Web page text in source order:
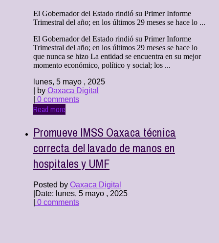
El Gobernador del Estado rindió su Primer Informe
Trimestral del año; en los últimos 29 meses se hace lo ...
El Gobernador del Estado rindió su Primer Informe
Trimestral del año; en los últimos 29 meses se hace lo
que nunca se hizo La entidad se encuentra en su mejor
momento económico, político y social; los ...
lunes, 5 mayo , 2025
| by Oaxaca Digital
0 comments
Read more
Promueve IMSS Oaxaca técnica
correcta del lavado de manos en
hospitales y UMF
Posted by Oaxaca Digital
Date: lunes, 5 mayo , 2025
0 comments